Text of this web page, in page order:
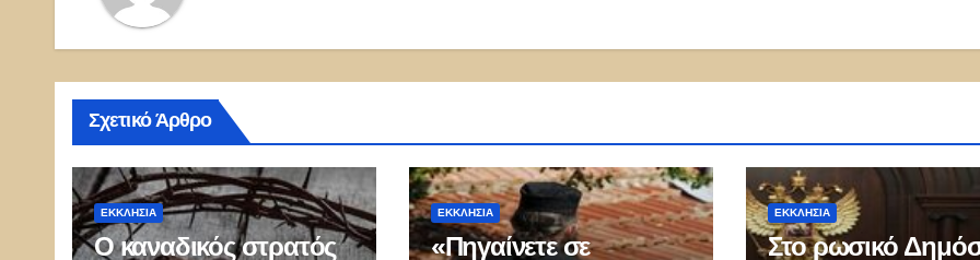
Σχετικό Άρθρο
ΕΚΚΛΗΣΊΑ
Ο καναδικός στρατός
ΕΚΚΛΗΣΊΑ
«Πηγαίνετε σε
ΕΚΚΛΗΣΊΑ
Στο ρωσικό